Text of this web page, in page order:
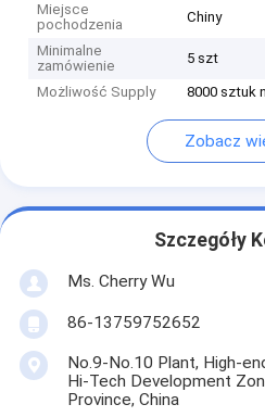
Miejsce
pochodzenia
Chiny
Minimalne
zamówienie
5 szt
Możliwość Supply 8000 sztuk
Zobacz
Szczegóły
Ms. Cherry Wu
86-13759752652
No.9-No.10 Plant, High-
Hi-Tech Development
Province, China